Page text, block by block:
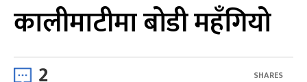
कालीमाटीमा बोडी महँगियो
2 SHARES